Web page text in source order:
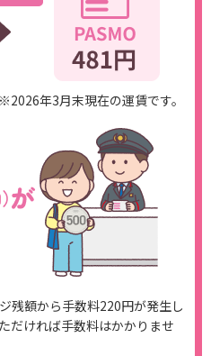
※2026年3月末現在の運賃です。
残額から手数料220円が発生し
だければ手数料はかかりませ